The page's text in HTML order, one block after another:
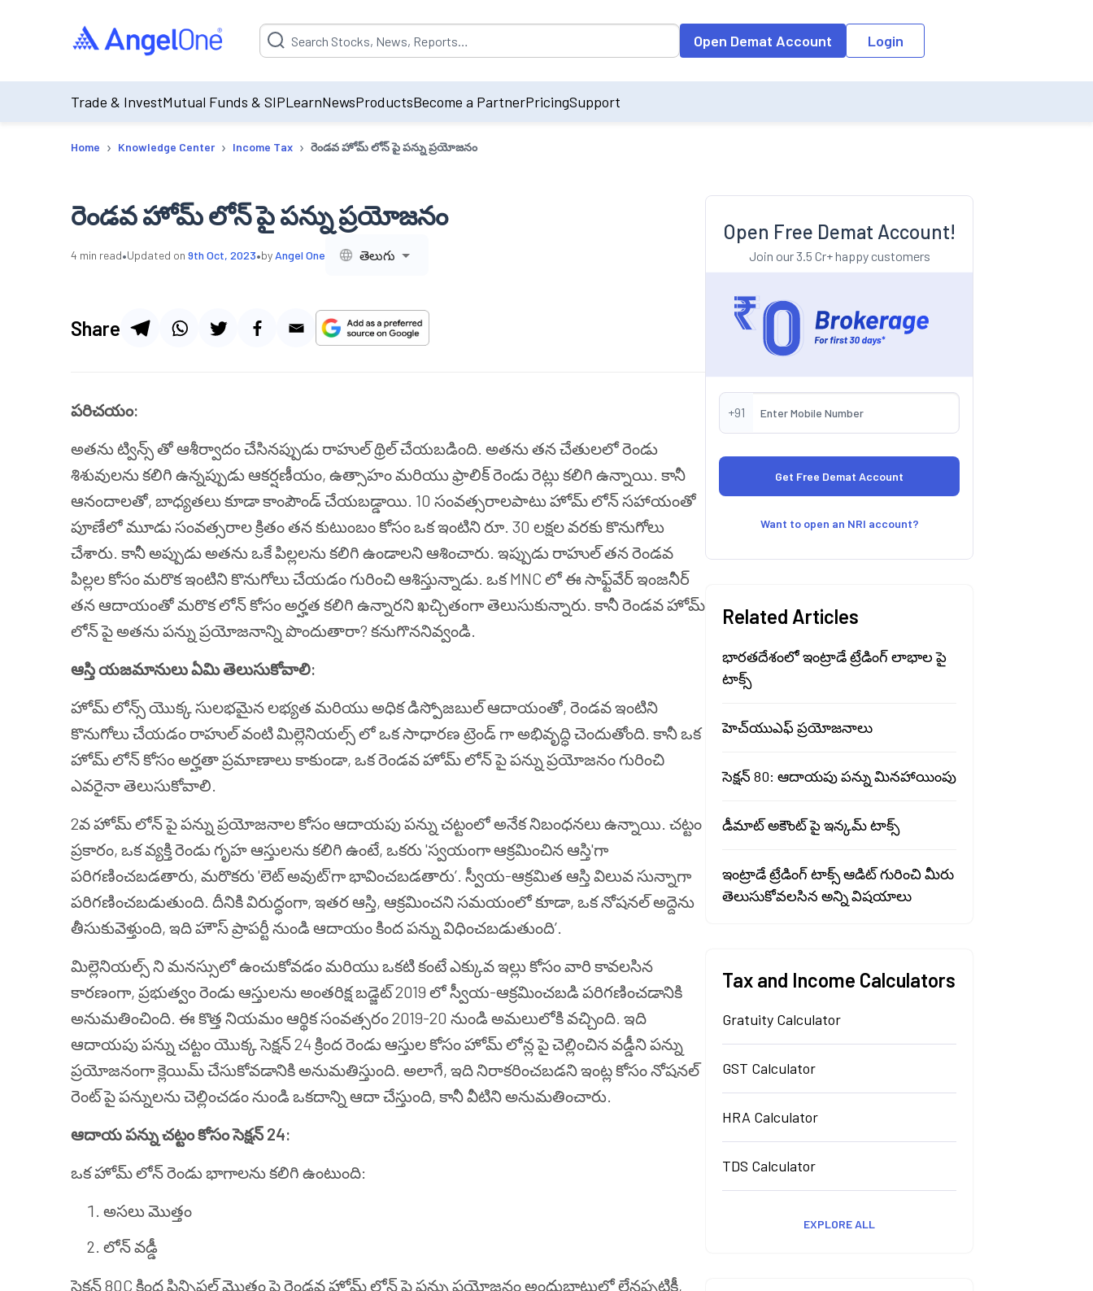
Suggestion will be populated by default on accessing the input field. On entering data into the input field, the suggestion list will be updated as per the
Open Demat Account Login
Trade & InvestMutual Funds & SIPLearnNewsProductsBecome a PartnerPricingSupport
Home › Knowledge Center › Income Tax › రెండవ హోమ్ లోన్ పై పన్ను ప్రయోజనం
రెండవ హోమ్ లోన్ పై పన్ను ప్రయోజనం
4 min read•Updated on 9th Oct, 2023•by Angel One తెలుగు
Share
పరిచయం:
అతను ట్విన్స్ తో ఆశీర్వాదం చేసినప్పుడు రాహుల్ థ్రిల్ చేయబడింది. అతను తన చేతులలో రెండు
శిశువులను కలిగి ఉన్నప్పుడు ఆకర్షణీయం, ఉత్సాహం మరియు ఫ్రాలిక్ రెండు రెట్లు కలిగి ఉన్నాయి. కానీ
ఆనందాలతో, బాధ్యతలు కూడా కాంపౌండ్ చేయబడ్డాయి. 10 సంవత్సరాలపాటు హోమ్ లోన్ సహాయంతో
పూణేలో మూడు సంవత్సరాల క్రితం తన కుటుంబం కోసం ఒక ఇంటిని రూ. 30 లక్షల వరకు కొనుగోలు
చేశారు. కానీ అప్పుడు అతను ఒకే పిల్లలను కలిగి ఉండాలని ఆశించారు. ఇప్పుడు రాహుల్ తన రెండవ
పిల్లల కోసం మరొక ఇంటిని కొనుగోలు చేయడం గురించి ఆశిస్తున్నాడు. ఒక MNC లో ఈ సాఫ్ట్‌వేర్ ఇంజనీర్
తన ఆదాయంతో మరొక లోన్ కోసం అర్హత కలిగి ఉన్నారని ఖచ్చితంగా తెలుసుకున్నారు. కానీ రెండవ హోమ్
లోన్ పై అతను పన్ను ప్రయోజనాన్ని పొందుతారా? కనుగొననివ్వండి.
ఆస్తి యజమానులు ఏమి తెలుసుకోవాలి:
హోమ్ లోన్స్ యొక్క సులభమైన లభ్యత మరియు అధిక డిస్పోజబుల్ ఆదాయంతో, రెండవ ఇంటిని
కొనుగోలు చేయడం రాహుల్ వంటి మిల్లెనియల్స్ లో ఒక సాధారణ ట్రెండ్ గా అభివృద్ధి చెందుతోంది. కానీ ఒక
హోమ్ లోన్ కోసం అర్హతా ప్రమాణాలు కాకుండా, ఒక రెండవ హోమ్ లోన్ పై పన్ను ప్రయోజనం గురించి
ఎవరైనా తెలుసుకోవాలి.
2వ హోమ్ లోన్ పై పన్ను ప్రయోజనాల కోసం ఆదాయపు పన్ను చట్టంలో అనేక నిబంధనలు ఉన్నాయి. చట్టం
ప్రకారం, ఒక వ్యక్తి రెండు గృహ ఆస్తులను కలిగి ఉంటే, ఒకరు 'స్వయంగా ఆక్రమించిన ఆస్తి'గా
పరిగణించబడతారు, మరొకరు 'లెట్ అవుట్'గా భావించబడతారు’. స్వీయ-ఆక్రమిత ఆస్తి విలువ సున్నాగా
పరిగణించబడుతుంది. దీనికి విరుద్ధంగా, ఇతర ఆస్తి, ఆక్రమించని సమయంలో కూడా, ఒక నోషనల్ అద్దెను
తీసుకువెళ్తుంది, ఇది హౌస్ ప్రాపర్టీ నుండి ఆదాయం కింద పన్ను విధించబడుతుంది’.
మిల్లెనియల్స్ ని మనస్సులో ఉంచుకోవడం మరియు ఒకటి కంటే ఎక్కువ ఇల్లు కోసం వారి కావలసిన
కారణంగా, ప్రభుత్వం రెండు ఆస్తులను అంతరిక్ష బడ్జెట్ 2019 లో స్వీయ-ఆక్రమించబడి పరిగణించడానికి
అనుమతించింది. ఈ కొత్త నియమం ఆర్థిక సంవత్సరం 2019-20 నుండి అమలులోకి వచ్చింది. ఇది
ఆదాయపు పన్ను చట్టం యొక్క సెక్షన్ 24 క్రింద రెండు ఆస్తుల కోసం హోమ్ లోన్ల పై చెల్లించిన వడ్డీని పన్ను
ప్రయోజనంగా క్లెయిమ్ చేసుకోవడానికి అనుమతిస్తుంది. అలాగే, ఇది నిరాకరించబడని ఇంట్ల కోసం నోషనల్
రెంట్ పై పన్నులను చెల్లించడం నుండి ఒకదాన్ని ఆదా చేస్తుంది, కానీ వీటిని అనుమతించారు.
ఆదాయ పన్ను చట్టం కోసం సెక్షన్ 24:
ఒక హోమ్ లోన్ రెండు భాగాలను కలిగి ఉంటుంది:
అసలు మొత్తం
లోన్ వడ్డీ
సెక్షన్ 80C క్రింద ప్రిన్సిపల్ మొత్తం పై రెండవ హోమ్ లోన్ పై పన్ను ప్రయోజనం అందుబాటులో లేనప్పటికీ,
Open Free Demat Account!
Join our 3.5 Cr+ happy customers
+91
Want to open an NRI account?
Related Articles
భారతదేశంలో ఇంట్రాడే ట్రేడింగ్ లాభాల పై
టాక్స్
హెచ్‍యుఎఫ్ ప్రయోజనాలు
సెక్షన్ 80: ఆదాయపు పన్ను మినహాయింపు
డీమాట్ అకౌంట్ పై ఇన్కమ్ టాక్స్
ఇంట్రాడే ట్రేడింగ్ టాక్స్ ఆడిట్ గురించి మీరు
తెలుసుకోవలసిన అన్ని విషయాలు
Tax and Income Calculators
Gratuity Calculator
GST Calculator
HRA Calculator
TDS Calculator
EXPLORE ALL